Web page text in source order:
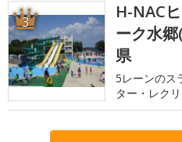
3
H-NAC
ーク水
県
5レーンのス
ター・レク